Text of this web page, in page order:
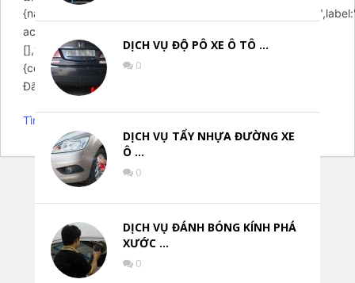
DỊCH VỤ ĐỘ PÔ XE Ô TÔ …
0
DỊCH VỤ TẨY NHỰA ĐƯỜNG XE
Ô …
0
DỊCH VỤ ĐÁNH BÓNG KÍNH PHÁ
XƯỚC …
0
accept GDPR rules",placeholder:"",values:
[],value:"1",},}},}};setTimeout(function()
{contactUs.init(arcuOptions);},7000);})
Đã có một lỗi nghiêm trọng trên trang web của bạn.
Tìm hiểu thêm về gỡ lỗi trong WordPress.